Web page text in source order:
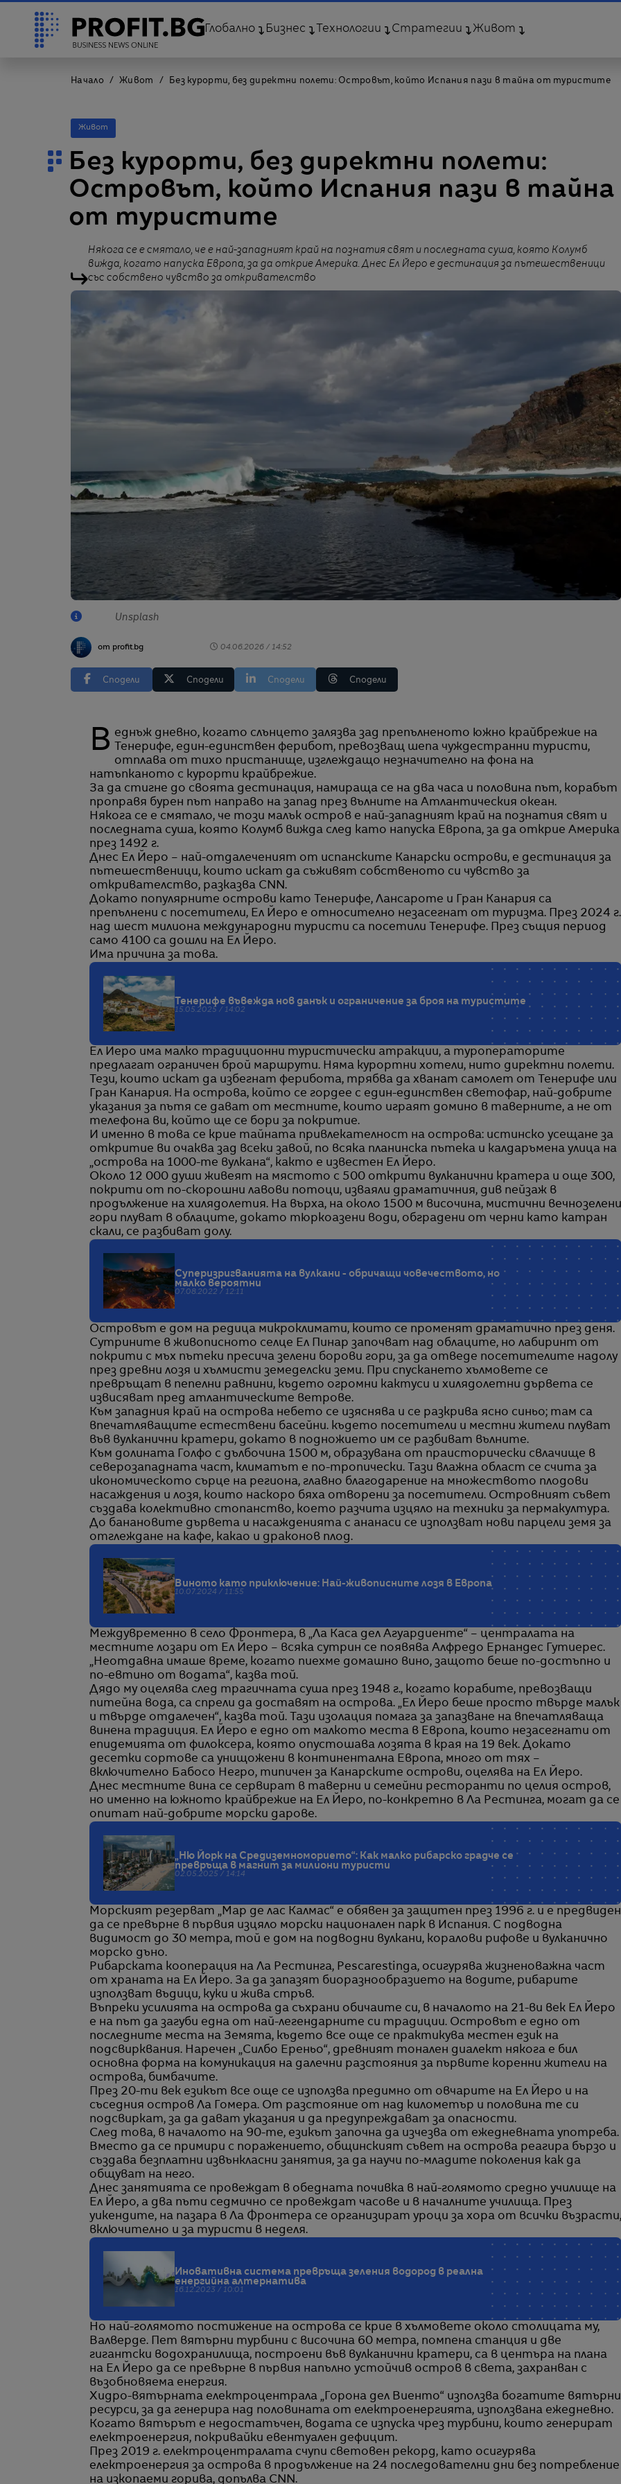
Глобално Бизнес Технологии Стратегии Живот
Начало Живот Без курорти, без директни полети: Островът, който Испания пази в тайна от туристите
Живот
Без курорти, без директни полети:
Островът, който Испания пази в тайна
от туристите
Някога се е смятало, че е най-западният край на познатия свят и последната суша, която Колумб
вижда, когато напуска Европа, за да открие Америка. Днес Ел Йеро е дестинация за пътешественици
със собствено чувство за откривателство
Unsplash
от profit.bg 04.06.2026 / 14:52
Сподели Сподели Сподели Сподели
Веднъж дневно, когато слънцето залязва зад препълненото южно крайбрежие на
Тенерифе, един-единствен ферибот, превозващ шепа чуждестранни туристи,
отплава от тихо пристанище, изглеждащо незначително на фона на
натъпканото с курорти крайбрежие.
За да стигне до своята дестинация, намираща се на два часа и половина път, корабът
проправя бурен път направо на запад през вълните на Атлантическия океан.
Някога се е смятало, че този малък остров е най-западният край на познатия свят и
последната суша, която Колумб вижда след като напуска Европа, за да открие Америка
през 1492 г.
Днес Ел Йеро – най-отдалеченият от испанските Канарски острови, е дестинация за
пътешественици, които искат да съживят собственото си чувство за
откривателство, разказва CNN.
Докато популярните острови като Тенерифе, Лансароте и Гран Канария са
препълнени с посетители, Ел Йеро е относително незасегнат от туризма. През 2024 г.
над шест милиона международни туристи са посетили Тенерифе. През същия период
само 4100 са дошли на Ел Йеро.
Има причина за това.
Тенерифе въвежда нов данък и ограничение за броя на туристите
15.05.2025 / 14:02
Ел Йеро има малко традиционни туристически атракции, а туроператорите
предлагат ограничен брой маршрути. Няма курортни хотели, нито директни полети.
Тези, които искат да избегнат ферибота, трябва да хванат самолет от Тенерифе или
Гран Канария. На острова, който се гордее с един-единствен светофар, най-добрите
указания за пътя се дават от местните, които играят домино в таверните, а не от
телефона ви, който ще се бори за покритие.
И именно в това се крие тайната привлекателност на острова: истинско усещане за
откритие ви очаква зад всеки завой, по всяка планинска пътека и калдаръмена улица на
„острова на 1000-те вулкана“, както е известен Ел Йеро.
Около 12 000 души живеят на мястото с 500 открити вулканични кратера и още 300,
покрити от по-скорошни лавови потоци, изваяли драматичния, див пейзаж в
продължение на хилядолетия. На върха, на около 1500 м височина, мистични вечнозелени
гори плуват в облаците, докато тюркоазени води, обградени от черни като катран
скали, се разбиват долу.
Суперизригванията на вулкани - обричащи човечеството, но
малко вероятни
07.08.2022 / 12:11
Островът е дом на редица микроклимати, които се променят драматично през деня.
Сутрините в живописното селце Ел Пинар започват над облаците, но лабиринт от
покрити с мъх пътеки пресича зелени борови гори, за да отведе посетителите надолу
през древни лозя и хълмисти земеделски земи. При спускането хълмовете се
превръщат в пепелни равнини, където огромни кактуси и хилядолетни дървета се
извисяват пред атлантическите ветрове.
Към западния край на острова небето се изяснява и се разкрива ясно синьо; там са
впечатляващите естествени басейни. където посетители и местни жители плуват
във вулканични кратери, докато в подножието им се разбиват вълните.
Към долината Голфо с дълбочина 1500 м, образувана от праисторически свлачище в
северозападната част, климатът е по-тропически. Тази влажна област се счита за
икономическото сърце на региона, главно благодарение на множеството плодови
насаждения и лозя, които наскоро бяха отворени за посетители. Островният съвет
създава колективно стопанство, което разчита изцяло на техники за пермакултура.
До банановите дървета и насажденията с ананаси се използват нови парцели земя за
отглеждане на кафе, какао и драконов плод.
Виното като приключение: Най-живописните лозя в Европа
10.07.2024 / 11:55
Междувременно в село Фронтера, в „Ла Каса дел Агуардиенте“ – централата на
местните лозари от Ел Йеро – всяка сутрин се появява Алфредо Ернандес Гутиерес.
„Неотдавна имаше време, когато пиехме домашно вино, защото беше по-достъпно и
по-евтино от водата“, казва той.
Дядо му оцелява след трагичната суша през 1948 г., когато корабите, превозващи
питейна вода, са спрели да доставят на острова. „Ел Йеро беше просто твърде малък
и твърде отдалечен“, казва той. Тази изолация помага за запазване на впечатляваща
винена традиция. Ел Йеро е едно от малкото места в Европа, които незасегнати от
епидемията от филоксера, която опустошава лозята в края на 19 век. Докато
десетки сортове са унищожени в континентална Европа, много от тях –
включително Бабосо Негро, типичен за Канарските острови, оцелява на Ел Йеро.
Днес местните вина се сервират в таверни и семейни ресторанти по целия остров,
но именно на южното крайбрежие на Ел Йеро, по-конкретно в Ла Рестинга, могат да се
опитат най-добрите морски дарове.
„Ню Йорк на Средиземноморието“: Как малко рибарско градче се
превръща в магнит за милиони туристи
02.05.2025 / 14:14
Морският резерват „Мар де лас Калмас“ е обявен за защитен през 1996 г. и е предвиден
да се превърне в първия изцяло морски национален парк в Испания. С подводна
видимост до 30 метра, той е дом на подводни вулкани, коралови рифове и вулканично
морско дъно.
Рибарската кооперация на Ла Рестинга, Pescarestinga, осигурява жизненоважна част
от храната на Ел Йеро. За да запазят биоразнообразието на водите, рибарите
използват въдици, куки и жива стръв.
Въпреки усилията на острова да съхрани обичаите си, в началото на 21-ви век Ел Йеро
е на път да загуби една от най-легендарните си традиции. Островът е едно от
последните места на Земята, където все още се практикува местен език на
подсвирквания. Наречен „Силбо Ереньо“, древният тонален диалект някога е бил
основна форма на комуникация на далечни разстояния за първите коренни жители на
острова, бимбачите.
През 20-ти век езикът все още се използва предимно от овчарите на Ел Йеро и на
съседния остров Ла Гомера. От разстояние от над километър и половина те си
подсвиркат, за да дават указания и да предупреждават за опасности.
След това, в началото на 90-те, езикът започна да изчезва от ежедневната употреба.
Вместо да се примири с поражението, общинският съвет на острова реагира бързо и
създава безплатни извънкласни занятия, за да научи по-младите поколения как да
общуват на него.
Днес занятията се провеждат в обедната почивка в най-голямото средно училище на
Ел Йеро, а два пъти седмично се провеждат часове и в началните училища. През
уикендите, на пазара в Ла Фронтера се организират уроци за хора от всички възрасти,
включително и за туристи в неделя.
Иновативна система превръща зеления водород в реална
енергийна алтернатива
16.12.2023 / 10:01
Но най-голямото постижение на острова се крие в хълмовете около столицата му,
Валверде. Пет вятърни турбини с височина 60 метра, помпена станция и две
гигантски водохранилища, построени във вулканични кратери, са в центъра на плана
на Ел Йеро да се превърне в първия напълно устойчив остров в света, захранван с
възобновяема енергия.
Хидро-вятърната електроцентрала „Горона дел Виенто“ използва богатите вятърни
ресурси, за да генерира над половината от електроенергията, използвана ежедневно.
Когато вятърът е недостатъчен, водата се изпуска чрез турбини, които генерират
електроенергия, покривайки евентуален дефицит.
През 2019 г. електроцентралата счупи световен рекорд, като осигурява
електроенергия за острова в продължение на 24 последователни дни без потребление
на изкопаеми горива, допълва CNN.